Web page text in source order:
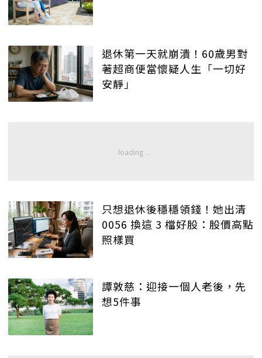
退休第一天就崩潰！60歲男對
著超商便當懷疑人生「一切好
安靜」
只想退休後穩穩領錢！她出清
0056 換這 3 檔好股：股價高點
照樣買
譚敦慈：迎接一個人老後，先
想5件事